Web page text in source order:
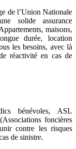
de l’Union Nationale
solide assurance
maisons,
durée, location
les besoins, avec là
réactivité en cas de
bénévoles, ASL
foncières
contre les risques
de sinistre.